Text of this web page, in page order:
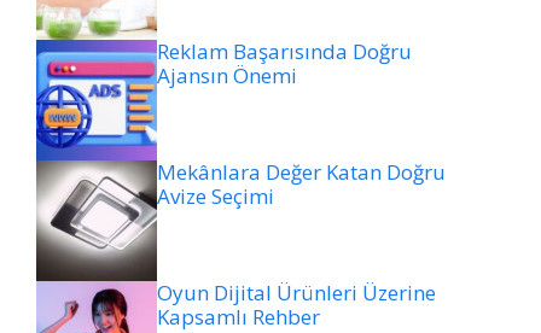
Reklam Başarısında Doğru
Ajansın Önemi
Mekânlara Değer Katan Doğru
Avize Seçimi
Oyun Dijital Ürünleri Üzerine
Kapsamlı Rehber